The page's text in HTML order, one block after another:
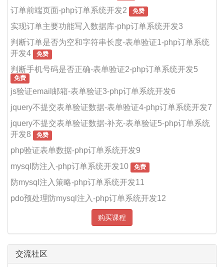
订单前端页面-php订单系统开发2 免费
实现订单主要功能写入数据库-php订单系统开发3
判断订单是否为空和字符串长度-表单验证1-php订单系统
开发4
免费
判断手机号码是否正确-表单验证2-php订单系统开发5
免费
js验证email邮箱-表单验证3-php订单系统开发6
jquery不提交表单验证数据-表单验证4-php订单系统开发7
jquery不提交表单验证数据-补充-表单验证5-php订单系统
开发8
免费
php验证表单数据-php订单系统开发9
mysql防注入-php订单系统开发10
免费
防mysql注入策略-php订单系统开发11
pdo预处理防mysql注入-php订单系统开发12
购买课程
交流社区